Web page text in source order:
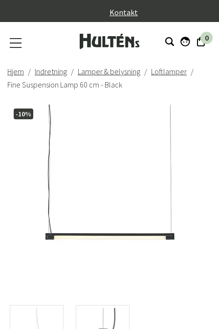
Kontakt
0
Hjem Indretning Lamper & belysning
Loftlamper
Fine Suspension Lamp 60 cm - Black
-10%